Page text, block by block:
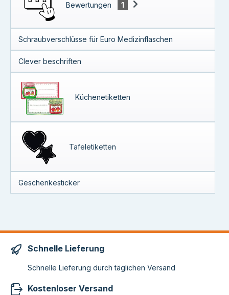
Bewertungen 1
Schraubverschlüsse für Euro Medizinflaschen
Clever beschriften
Küchenetiketten
Tafeletiketten
Geschenkesticker
Schnelle Lieferung
Schnelle Lieferung durch täglichen Versand
Kostenloser Versand